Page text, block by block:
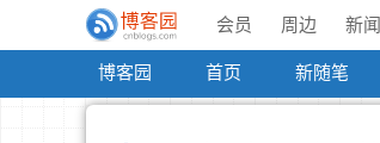
会员 周边 新闻
博客园 首页 新随笔